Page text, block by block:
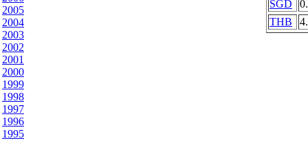
2005
2004
2003
2002
2001
2000
1999
1998
1997
1996
1995
SGD
THB